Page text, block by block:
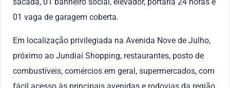
01 vaga de garagem coberta.
Em localização privilegiada na Avenida Nove de Julho,
próximo ao Jundiaí Shopping, restaurantes, posto de
combustíveis, comércios em geral, supermercados, com